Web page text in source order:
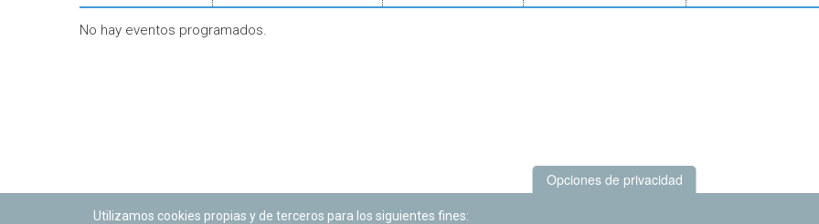
No hay eventos programados.
Opciones de privacidad
Utilizamos cookies propias y de terceros para los siguientes fines: